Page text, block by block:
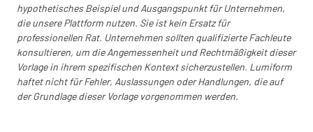
hypothetisches Beispiel und Ausgangspunkt für Unternehmen,
die unsere Plattform nutzen. Sie ist kein Ersatz für
professionellen Rat. Unternehmen sollten qualifizierte Fachleute
konsultieren, um die Angemessenheit und Rechtmäßigkeit dieser
Vorlage in ihrem spezifischen Kontext sicherzustellen. Lumiform
haftet nicht für Fehler, Auslassungen oder Handlungen, die auf
der Grundlage dieser Vorlage vorgenommen werden.